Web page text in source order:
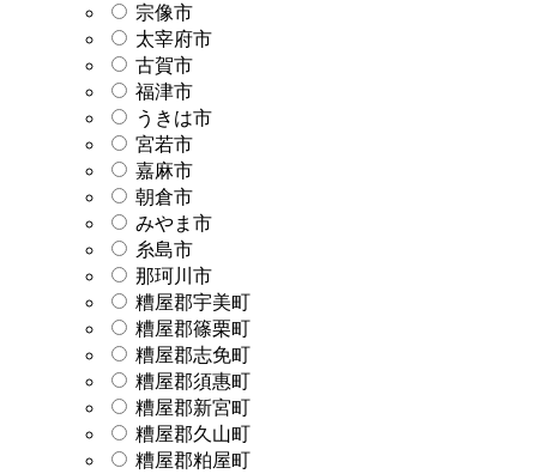
宗像市
太宰府市
古賀市
福津市
うきは市
宮若市
嘉麻市
朝倉市
みやま市
糸島市
那珂川市
糟屋郡宇美町
糟屋郡篠栗町
糟屋郡志免町
糟屋郡須惠町
糟屋郡新宮町
糟屋郡久山町
糟屋郡粕屋町